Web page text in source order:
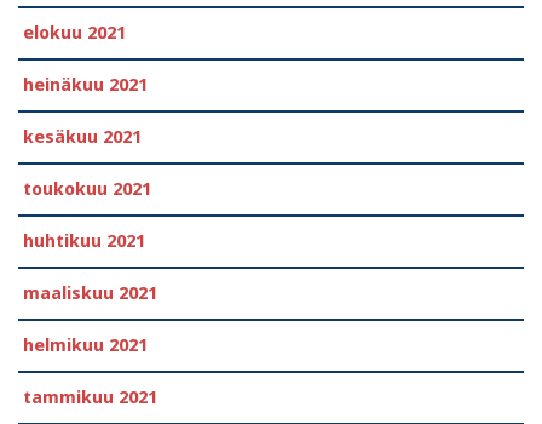
elokuu 2021
heinäkuu 2021
kesäkuu 2021
toukokuu 2021
huhtikuu 2021
maaliskuu 2021
helmikuu 2021
tammikuu 2021